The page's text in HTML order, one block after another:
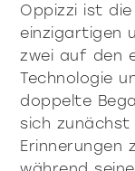
Oppizzi ist
einzigartigen
zwei auf den
Technologie
doppelte
sich zunächst
Erinnerungen